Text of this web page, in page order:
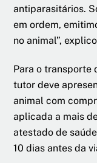
antiparasitários.
em ordem,
no animal”,
Para o transporte
tutor deve
animal com
aplicada a mais
atestado de
10 dias antes da